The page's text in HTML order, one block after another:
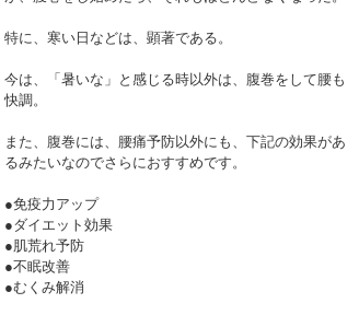
特に、寒い日などは、顕著である。
今は、「暑いな」と感じる時以外は、腹巻をして腰も
快調。
また、腹巻には、腰痛予防以外にも、下記の効果があ
るみたいなのでさらにおすすめです。
●免疫力アップ
●ダイエット効果
●肌荒れ予防
●不眠改善
●むくみ解消